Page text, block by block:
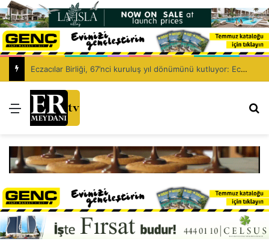
Eczacılar Birliği, 67’nci kuruluş yıl dönümünü kutluyor: Eczacıyı dışlayarak sağlık politikası kurulamaz!
Menü